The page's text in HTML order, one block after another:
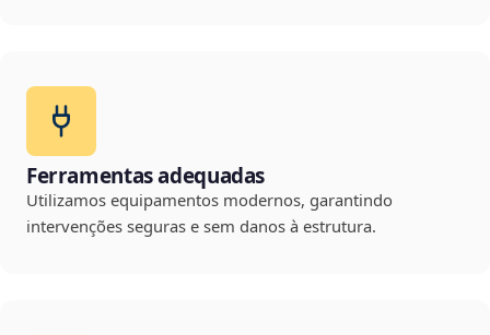
Ferramentas adequadas
Utilizamos equipamentos modernos, garantindo
intervenções seguras e sem danos à estrutura.